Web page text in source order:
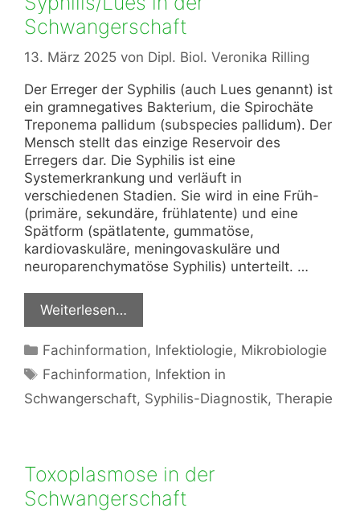
Schwangerschaft
13. März 2025 von Dipl. Biol. Veronika Rilling
Der Erreger der Syphilis (auch Lues genannt) ist
ein gramnegatives Bakterium, die Spirochäte
Treponema pallidum (subspecies pallidum). Der
Mensch stellt das einzige Reservoir des
Erregers dar. Die Syphilis ist eine
Systemerkrankung und verläuft in
verschiedenen Stadien. Sie wird in eine Früh-
(primäre, sekundäre, frühlatente) und eine
Spätform (spätlatente, gummatöse,
kardiovaskuläre, meningovaskuläre und
neuroparenchymatöse Syphilis) unterteilt. …
Weiterlesen…
Kategorien
Fachinformation, Infektiologie, Mikrobiologie
Schlagwörter
Fachinformation, Infektion in
Schwangerschaft, Syphilis-Diagnostik, Therapie
Toxoplasmose in der
Schwangerschaft